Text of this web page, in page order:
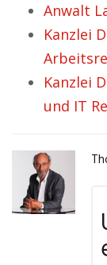
Anwalt
Kanzlei
Kanzlei
und IT